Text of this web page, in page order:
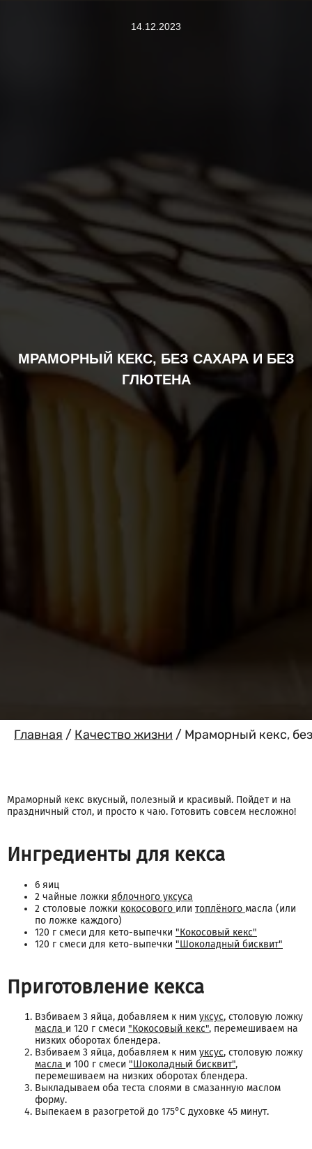
14.12.2023
МРАМОРНЫЙ КЕКС, БЕЗ САХАРА И БЕЗ
ГЛЮТЕНА
Главная / Качество жизни / Мраморный кекс,
Мраморный кекс вкусный, полезный и красивый. Пойдет и на
праздничный стол, и просто к чаю. Готовить совсем несложно!
Ингредиенты для кекса
6 яиц
2 чайные ложки яблочного уксуса
2 столовые ложки кокосового или топлёного масла (или
по ложке каждого)
120 г смеси для кето-выпечки "Кокосовый кекс"
120 г смеси для кето-выпечки "Шоколадный бисквит"
Приготовление кекса
Взбиваем 3 яйца, добавляем к ним уксус, столовую ложку
масла и 120 г смеси "Кокосовый кекс", перемешиваем на
низких оборотах блендера.
Взбиваем 3 яйца, добавляем к ним уксус, столовую ложку
масла и 100 г смеси "Шоколадный бисквит",
перемешиваем на низких оборотах блендера.
Выкладываем оба теста слоями в смазанную маслом
форму.
Выпекаем в разогретой до 175°С духовке 45 минут.